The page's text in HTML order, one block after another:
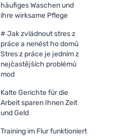
häufiges Waschen und
ihre wirksame Pflege
# Jak zvládnout stres z
práce a nenést ho domů
Stres z práce je jedním z
nejčastějších problémů
mod
Kalte Gerichte für die
Arbeit sparen Ihnen Zeit
und Geld
Training im Flur funktioniert